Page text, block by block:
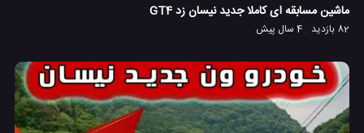
ماشین مسابقه ای کاملا جدید نیسان زد GT4
82 بازدید 4 سال پیش